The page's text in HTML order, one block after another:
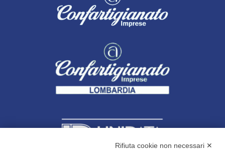
Rifiuta cookie non necessari ✕